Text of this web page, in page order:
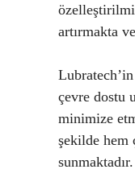
artırmakta
çevre dostu
minimize
şekilde hem
sunmaktadır.